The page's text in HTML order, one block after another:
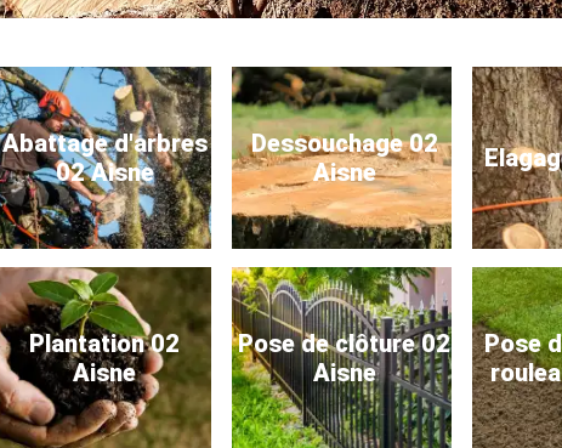
Abattage d'arbres
02 Aisne
Dessouchage 02
Aisne
Plantation 02
Aisne
Pose de clôture 02
Aisne
Pose